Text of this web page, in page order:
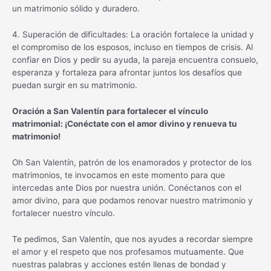
un matrimonio sólido y duradero.
4. Superación de dificultades: La oración fortalece la unidad y
el compromiso de los esposos, incluso en tiempos de crisis. Al
confiar en Dios y pedir su ayuda, la pareja encuentra consuelo,
esperanza y fortaleza para afrontar juntos los desafíos que
puedan surgir en su matrimonio.
Oración a San Valentín para fortalecer el vínculo
matrimonial: ¡Conéctate con el amor divino y renueva tu
matrimonio!
Oh San Valentín, patrón de los enamorados y protector de los
matrimonios, te invocamos en este momento para que
intercedas ante Dios por nuestra unión. Conéctanos con el
amor divino, para que podamos renovar nuestro matrimonio y
fortalecer nuestro vínculo.
Te pedimos, San Valentín, que nos ayudes a recordar siempre
el amor y el respeto que nos profesamos mutuamente. Que
nuestras palabras y acciones estén llenas de bondad y